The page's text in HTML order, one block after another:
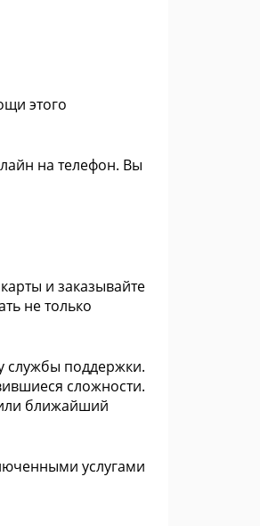
этого
на телефон. Вы
и заказывайте
не только
службы поддержки.
сложности.
ближайший
услугами